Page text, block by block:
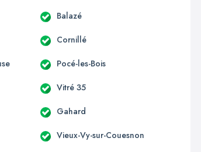
Balazé
Cornillé
Pocé-les-Bois
Vitré 35
Gahard
Vieux-Vy-sur-Couesnon